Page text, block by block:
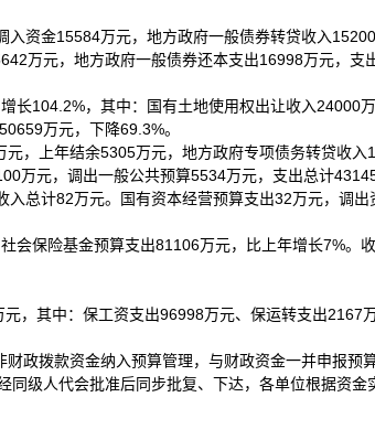
资金15584万元，地方政府一般债券转贷收入
万元，地方政府一般债券还本支出16998万元，
长104.2%，其中：国有土地使用权出让收入24000
万元，下降69.3%。
，上年结余5305万元，地方政府专项债务转贷收入
元，调出一般公共预算5534万元，支出总计
总计82万元。国有资本经营预算支出32万元，调
会保险基金预算支出81106万元，比上年增长7%。
，其中：保工资支出96998万元、保运转支出2167
政拨款资金纳入预算管理，与财政资金一并申报预
级人代会批准后同步批复、下达，各单位根据资